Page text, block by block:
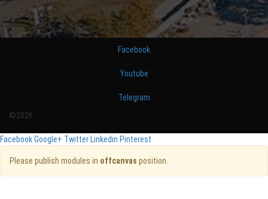
Facebook
Youtube
Telegram
©2026
FacebookGoogle+ Twitter Linkedin Pinterest
Please publish modules in offcanvas position.